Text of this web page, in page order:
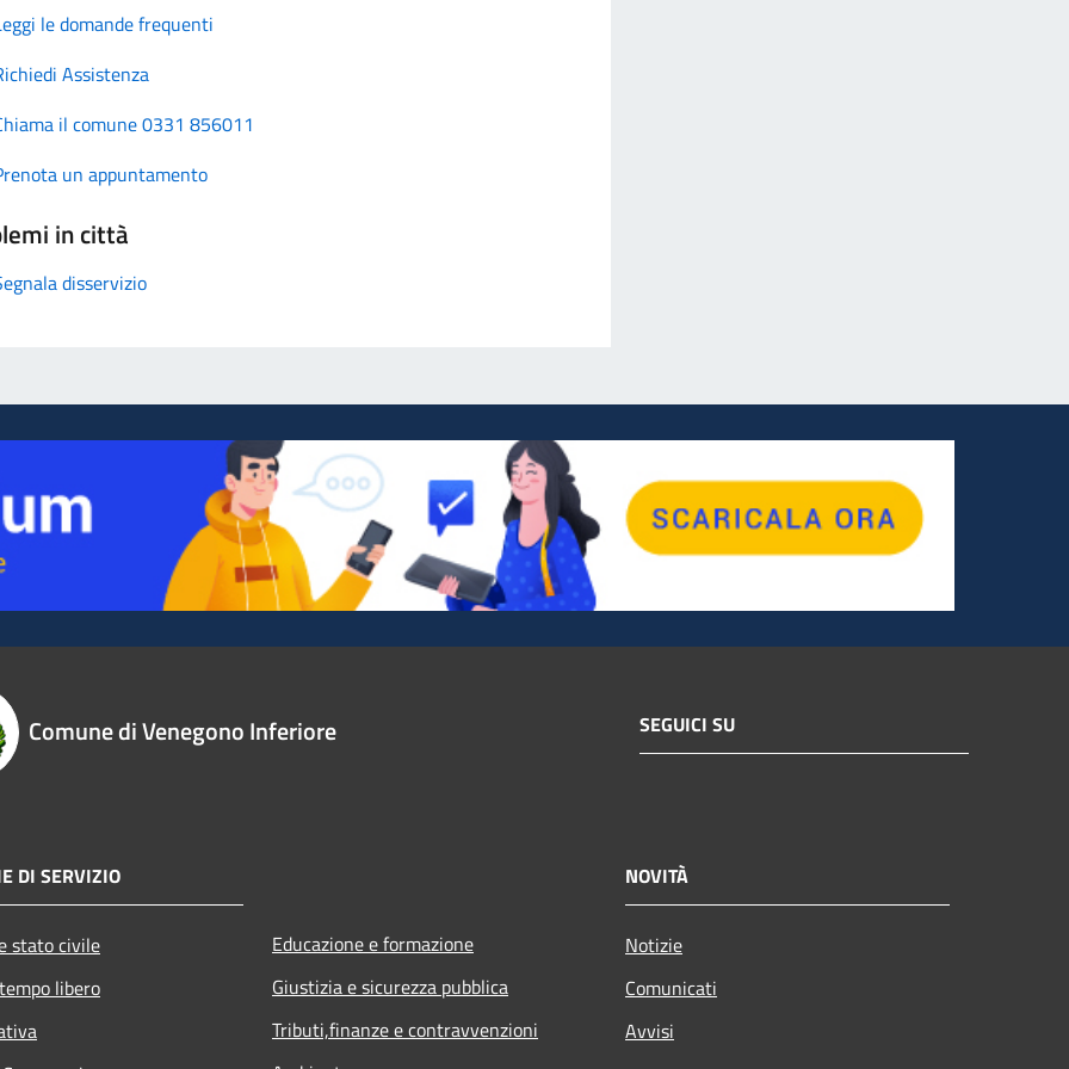
le domande frequenti
Assistenza
il comune 0331 856011
un appuntamento
in città
disservizio
Comune di Venegono Inferiore SEGUICI SU
DI SERVIZIO
stato civile
libero
Educazione e formazione
Giustizia e sicurezza pubblica
Tributi,finanze e contravvenzioni
NOVITÀ
Notizie
Comunicati
Avvisi